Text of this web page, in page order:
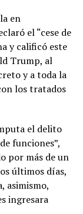
en
el “cese de
y calificó este
Trump, al
y a toda la
los tratados
el delito
funciones”,
por más de un
últimos días,
asimismo,
ingresara